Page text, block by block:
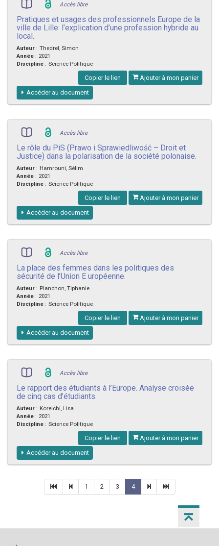
Accès libre
Pratiques et usages des professionnels Europe de la
ville de Lille: l’explication d’une profession hybride au
local.
Auteur : Thedrel, Simon
Année : 2021
Discipline : Science Politique
Copier le lien Ajouter à mon panier
Accéder au document
Accès libre
Le rôle du PiS (Prawo i Sprawiedliwość – Droit et
Justice) dans la polarisation de la société polonaise.
Auteur : Hamrouni, Sélim
Année : 2021
Discipline : Science Politique
Copier le lien Ajouter à mon panier
Accéder au document
Accès libre
La place des femmes dans les politiques des
sécurité de l’Union E uropéenne.
Auteur : Planchon, Tiphanie
Année : 2021
Discipline : Science Politique
Copier le lien Ajouter à mon panier
Accéder au document
Accès libre
Le rapport des étudiants à l’Europe. Analyse croisée
de cinq cas d’étudiants.
Auteur : Koreichi, Lisa
Année : 2021
Discipline : Science Politique
Copier le lien Ajouter à mon panier
Accéder au document
1 2 3 4